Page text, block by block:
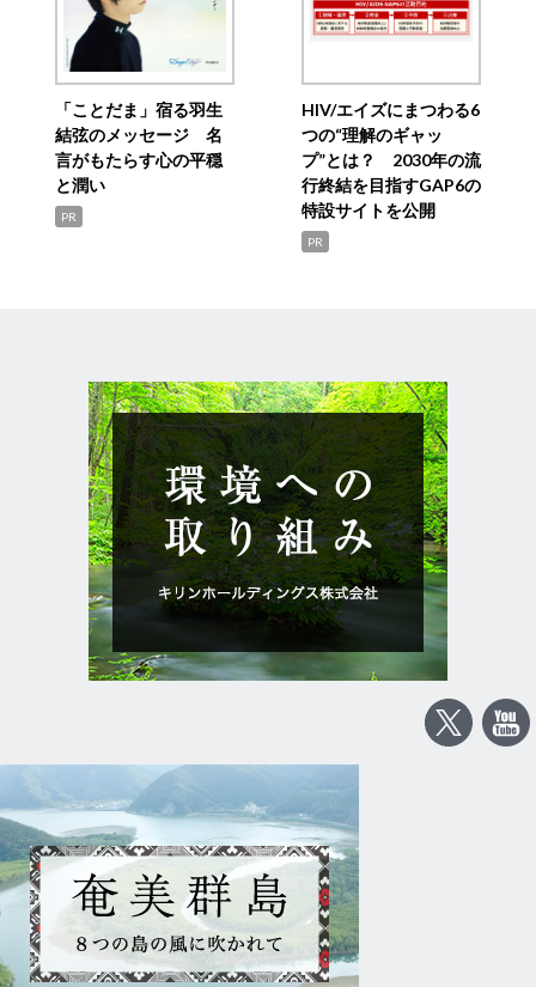
「ことだま」宿る羽生
結弦のメッセージ 名
言がもたらす心の平穏
と潤い
PR
HIV/エイズにまつわる6
つの“理解のギャッ
プ”とは？ 2030年の流
行終結を目指すGAP6の
特設サイトを公開
PR